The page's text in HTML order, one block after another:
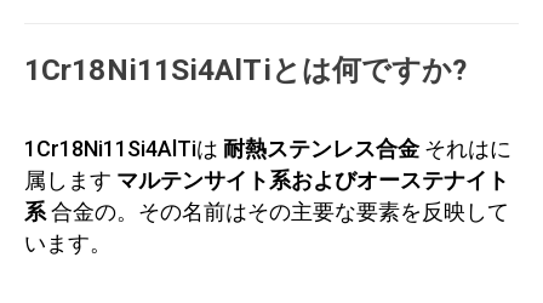
1Cr18Ni11Si4AlTiとは何ですか?
1Cr18Ni11Si4AlTiは 耐熱ステンレス合金それはに
属します マルテンサイト系およびオーステナイト
系合金の。その名前はその主要な要素を反映して
います。